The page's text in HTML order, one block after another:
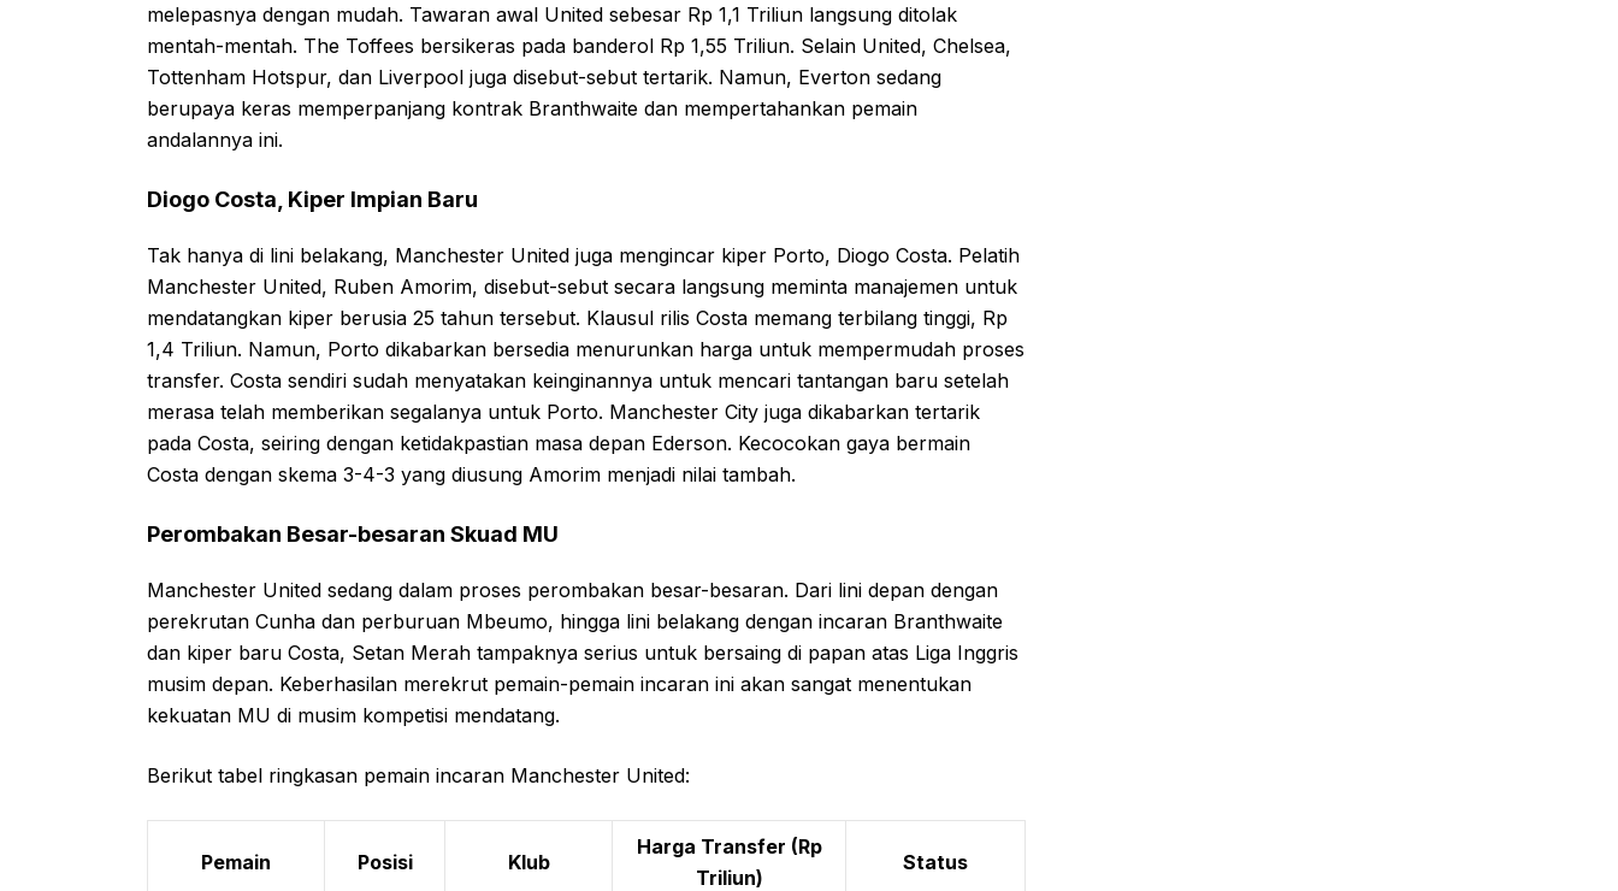
melepasnya dengan mudah. Tawaran awal United sebesar Rp 1,1 Triliun langsung ditolak
mentah-mentah. The Toffees bersikeras pada banderol Rp 1,55 Triliun. Selain United, Chelsea,
Tottenham Hotspur, dan Liverpool juga disebut-sebut tertarik. Namun, Everton sedang
berupaya keras memperpanjang kontrak Branthwaite dan mempertahankan pemain
andalannya ini.
Diogo Costa, Kiper Impian Baru
Tak hanya di lini belakang, Manchester United juga mengincar kiper Porto, Diogo Costa. Pelatih
Manchester United, Ruben Amorim, disebut-sebut secara langsung meminta manajemen untuk
mendatangkan kiper berusia 25 tahun tersebut. Klausul rilis Costa memang terbilang tinggi, Rp
1,4 Triliun. Namun, Porto dikabarkan bersedia menurunkan harga untuk mempermudah proses
transfer. Costa sendiri sudah menyatakan keinginannya untuk mencari tantangan baru setelah
merasa telah memberikan segalanya untuk Porto. Manchester City juga dikabarkan tertarik
pada Costa, seiring dengan ketidakpastian masa depan Ederson. Kecocokan gaya bermain
Costa dengan skema 3-4-3 yang diusung Amorim menjadi nilai tambah.
Perombakan Besar-besaran Skuad MU
Manchester United sedang dalam proses perombakan besar-besaran. Dari lini depan dengan
perekrutan Cunha dan perburuan Mbeumo, hingga lini belakang dengan incaran Branthwaite
dan kiper baru Costa, Setan Merah tampaknya serius untuk bersaing di papan atas Liga Inggris
musim depan. Keberhasilan merekrut pemain-pemain incaran ini akan sangat menentukan
kekuatan MU di musim kompetisi mendatang.
Berikut tabel ringkasan pemain incaran Manchester United:
Pemain Posisi Klub
Harga Transfer (Rp
Triliun)
Status